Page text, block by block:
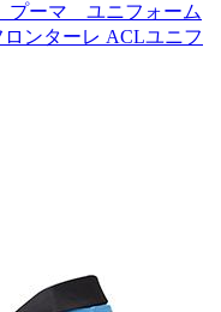
ーマ ユニフォーム
ンターレ ACLユニフ